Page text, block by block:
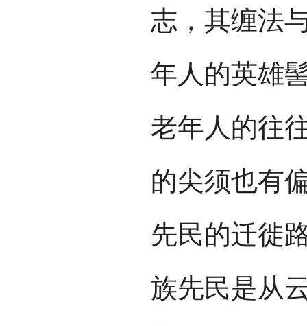
志，其缠法
年人的英雄
老年人的往
的尖须也有
先民的迁徙
族先民是从